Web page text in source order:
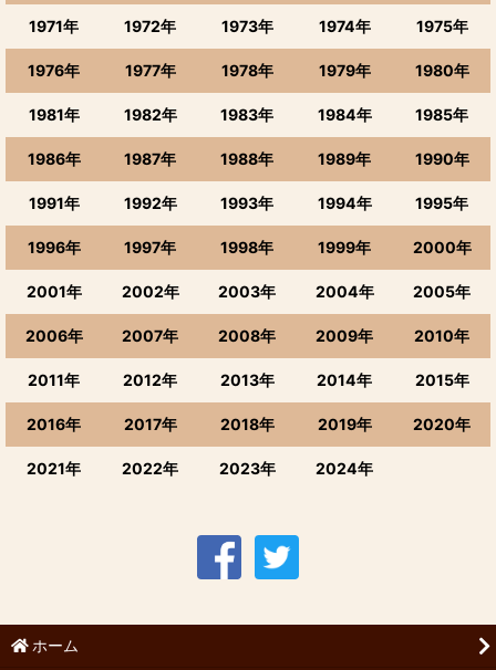
1971年 1972年 1973年 1974年 1975年
1976年 1977年 1978年 1979年 1980年
1981年 1982年 1983年 1984年 1985年
1986年 1987年 1988年 1989年 1990年
1991年 1992年 1993年 1994年 1995年
1996年 1997年 1998年 1999年 2000年
2001年 2002年 2003年 2004年 2005年
2006年 2007年 2008年 2009年 2010年
2011年 2012年 2013年 2014年 2015年
2016年 2017年 2018年 2019年 2020年
2021年 2022年 2023年 2024年
ホーム